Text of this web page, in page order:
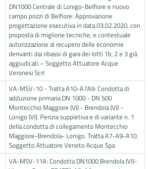
DN1000 Centrale di Lonigo-Belfiore e nuovo
campo pozzi di Belfiore: Approvazione
progettazione esecutiva in data 03.02.2020, con
proposta di migliorie tecniche, e contestuale
autorizzazione al recupero delle economie
derivanti dai ribassi di gara dei lotti 1b, 2 e 3 già
aggiudicati – Soggetto Attuatore Acque
Veronesi Scrl
VA-MSV-10 - Tratta A10-A7A9: Condotta di
adduzione primaria DN 1000 - DN 500
Montecchio Maggiore (VI) - Brendola (VI) -
Lonigo (VI). Perizia suppletiva e di variante n. 1
della condotta di collegamento Montecchio
Maggiore-Brendola- Lonigo. Tratta A7-A9-A10.
Soggetto Attuatore Veneto Acque Spa
VA-MSV-11A: Condotta DN1000 Brendola (VI)-